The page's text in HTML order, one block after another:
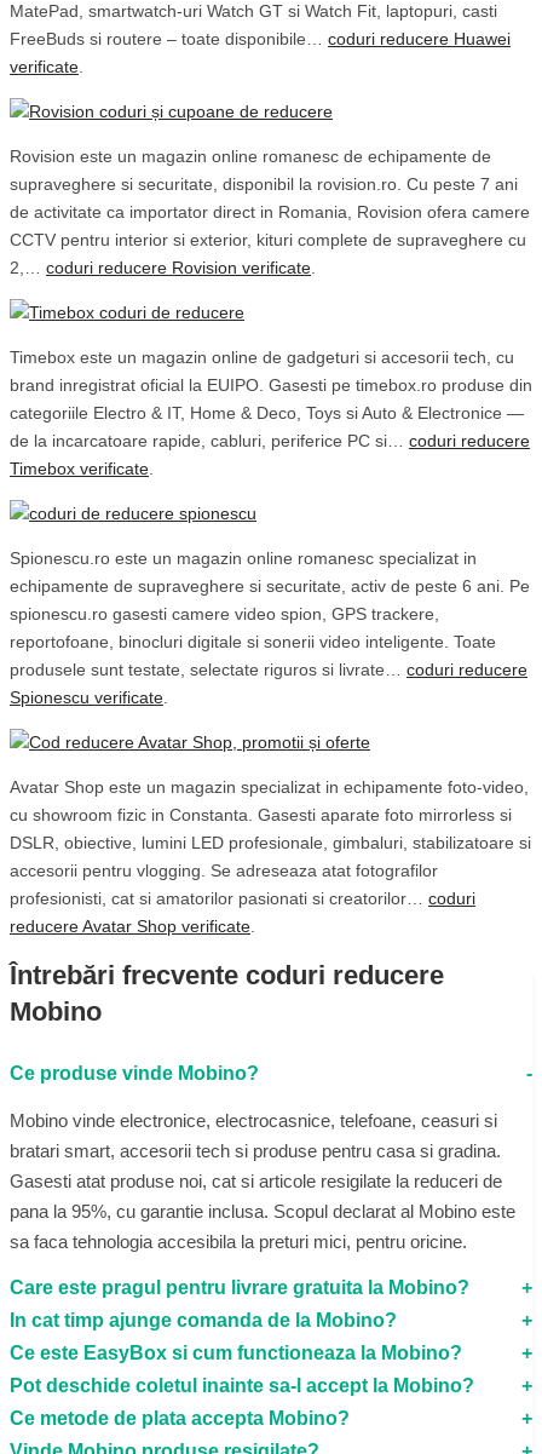
MatePad, smartwatch-uri Watch GT si Watch Fit, laptopuri, casti
FreeBuds si routere – toate disponibile… coduri reducere Huawei
verificate.
Rovision este un magazin online romanesc de echipamente de
supraveghere si securitate, disponibil la rovision.ro. Cu peste 7 ani
de activitate ca importator direct in Romania, Rovision ofera camere
CCTV pentru interior si exterior, kituri complete de supraveghere cu
2,… coduri reducere Rovision verificate.
Timebox este un magazin online de gadgeturi si accesorii tech, cu
brand inregistrat oficial la EUIPO. Gasesti pe timebox.ro produse din
categoriile Electro & IT, Home & Deco, Toys si Auto & Electronice —
de la incarcatoare rapide, cabluri, periferice PC si… coduri reducere
Timebox verificate.
Spionescu.ro este un magazin online romanesc specializat in
echipamente de supraveghere si securitate, activ de peste 6 ani. Pe
spionescu.ro gasesti camere video spion, GPS trackere,
reportofoane, binocluri digitale si sonerii video inteligente. Toate
produsele sunt testate, selectate riguros si livrate… coduri reducere
Spionescu verificate.
Avatar Shop este un magazin specializat in echipamente foto-video,
cu showroom fizic in Constanta. Gasesti aparate foto mirrorless si
DSLR, obiective, lumini LED profesionale, gimbaluri, stabilizatoare si
accesorii pentru vlogging. Se adreseaza atat fotografilor
profesionisti, cat si amatorilor pasionati si creatorilor… coduri
reducere Avatar Shop verificate.
Întrebări frecvente coduri reducere
Mobino
Ce produse vinde Mobino?
Mobino vinde electronice, electrocasnice, telefoane, ceasuri si
bratari smart, accesorii tech si produse pentru casa si gradina.
Gasesti atat produse noi, cat si articole resigilate la reduceri de
pana la 95%, cu garantie inclusa. Scopul declarat al Mobino este
sa faca tehnologia accesibila la preturi mici, pentru oricine.
Care este pragul pentru livrare gratuita la Mobino?
In cat timp ajunge comanda de la Mobino?
Ce este EasyBox si cum functioneaza la Mobino?
Pot deschide coletul inainte sa-l accept la Mobino?
Ce metode de plata accepta Mobino?